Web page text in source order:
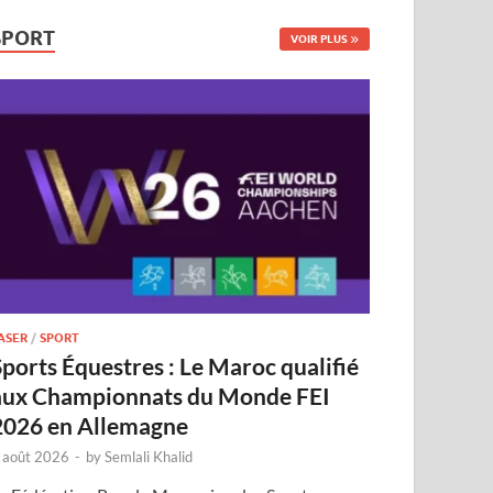
VOIR PLUS
/SPORT
Équestres : Le Maroc qualifié
Championnats du Monde FEI
en Allemagne
2026 - bySemlali Khalid